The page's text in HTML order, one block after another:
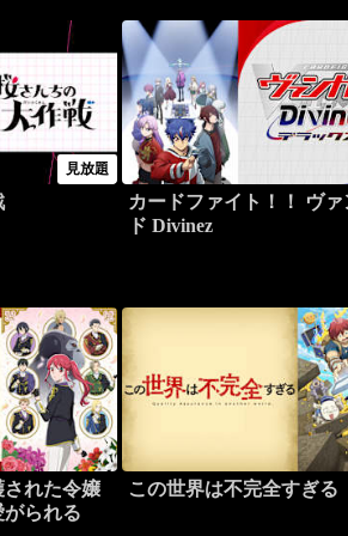
見放題
カードファイト！！ ヴ
ド Divinez
れた令嬢
られる
この世界は不完全すぎる